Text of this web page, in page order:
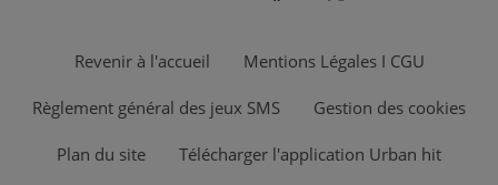
Revenir à l'accueil Mentions Légales I CGU
Règlement général des jeux SMS Gestion des cookies
Plan du site Télécharger l'application Urban hit